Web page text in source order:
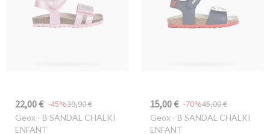
22,00 € 39,90 €
-45%
Geox- B SANDAL CHALKI
ENFANT
15,00 € 45,00 €
-70%
Geox- B SANDAL CHALKI
ENFANT